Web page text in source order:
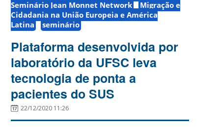
Seminário Jean Monnet Network
Migração e
Cidadania na União Europeia e América
Latina
seminário
Plataforma desenvolvida por
laboratório da UFSC leva
tecnologia de ponta a
pacientes do SUS
22/12/2020 11:26